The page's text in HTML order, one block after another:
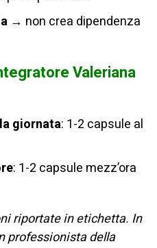
→ non crea dipendenza
Valeriana
giornata: 1-2 capsule al
: 1-2 capsule mezz’ora
riportate in etichetta. In
professionista della